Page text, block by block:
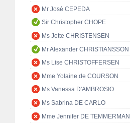
Mr José CEPEDA
Sir Christopher CHOPE
Ms Jette CHRISTENSEN
Mr Alexander CHRISTIANSSON
Ms Lise CHRISTOFFERSEN
Mme Yolaine de COURSON
Ms Vanessa D'AMBROSIO
Ms Sabrina DE CARLO
Mme Jennifer DE TEMMERMAN